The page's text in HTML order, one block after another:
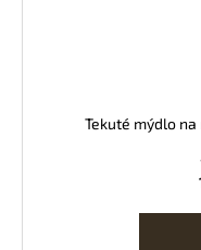
Tekuté mýdlo